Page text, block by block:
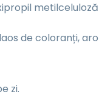
de coloranți,
zi.